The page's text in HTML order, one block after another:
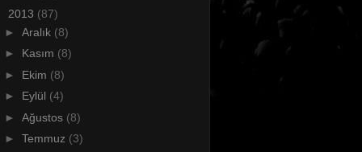
2013 (87)
► Aralık (8)
► Kasım (8)
► Ekim (8)
► Eylül (4)
► Ağustos (8)
► Temmuz (3)